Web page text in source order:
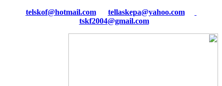
tellaskepa@yahoo.com
tskf2004@gmail.com